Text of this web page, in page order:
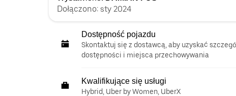
Dołączono: sty 2024
Dostępność pojazdu
Skontaktuj się z dostawcą, aby uzyskać
dostępności i miejsca przechowywania
Kwalifikujące się usługi
Hybrid, Uber by Women, UberX